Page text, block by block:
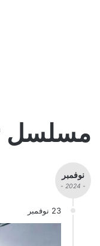
مسلسل The Witcher
نوفمبر
- 2024 -
23 نوفمبر